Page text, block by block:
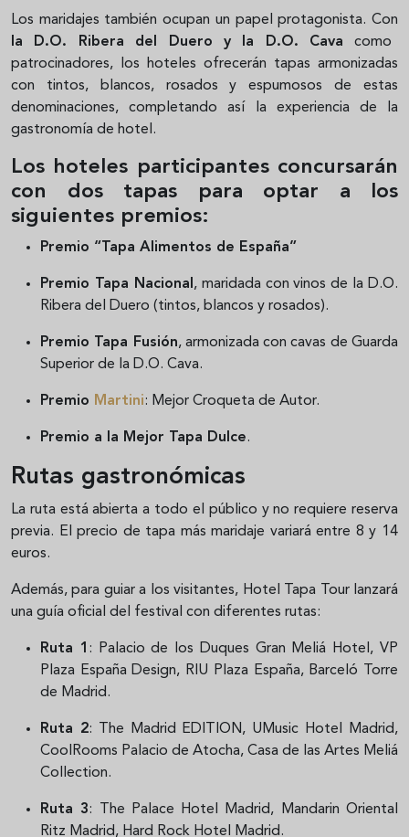
Los maridajes también ocupan un papel protagonista. Con
la D.O. Ribera del Duero y la D.O. Cava como
patrocinadores, los hoteles ofrecerán tapas armonizadas
con tintos, blancos, rosados y espumosos de estas
denominaciones, completando así la experiencia de la
gastronomía de hotel.
Los hoteles participantes concursarán
con dos tapas para optar a los
siguientes premios:
Premio “Tapa Alimentos de España”
Premio Tapa Nacional , maridada con vinos de la D.O.
Ribera del Duero (tintos, blancos y rosados).
Premio Tapa Fusión, armonizada con cavas de Guarda
Superior de la D.O. Cava.
Premio Martini: Mejor Croqueta de Autor.
Premio a la Mejor Tapa Dulce.
Rutas gastronómicas
La ruta está abierta a todo el público y no requiere reserva
previa. El precio de tapa más maridaje variará entre 8 y 14
euros.
Además, para guiar a los visitantes, Hotel Tapa Tour lanzará
una guía oficial del festival con diferentes rutas:
Ruta 1 : Palacio de los Duques Gran Meliá Hotel, VP
Plaza España Design, RIU Plaza España, Barceló Torre
de Madrid.
Ruta 2: The Madrid EDITION, UMusic Hotel Madrid,
CoolRooms Palacio de Atocha, Casa de las Artes Meliá
Collection.
Ruta 3: The Palace Hotel Madrid, Mandarin Oriental
Ritz Madrid, Hard Rock Hotel Madrid.